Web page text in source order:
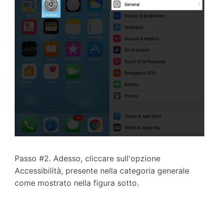
Passo #2. Adesso, cliccare sull'opzione
Accessibilità, presente nella categoria generale
come mostrato nella figura sotto.